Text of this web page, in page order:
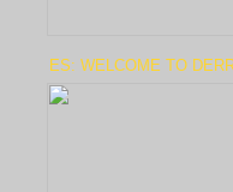
ES: WELCOME TO